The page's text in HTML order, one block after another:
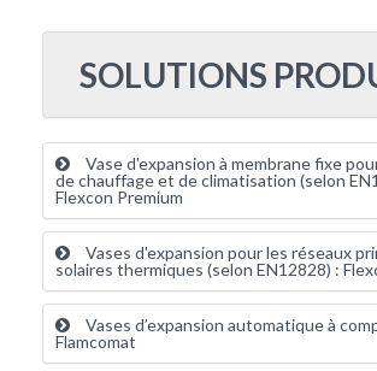
SOLUTIONS
Vase d'expansion à membrane fixe
de chauffage et de climatisation (selon
Flexcon Premium
Vases d'expansion pour les réseaux
solaires thermiques (selon EN12828) :
Vases d’expansion automatique à
Flamcomat